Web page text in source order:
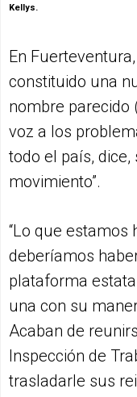
Kellys.
En
constituido una
nombre parecido
voz a los
todo el país, dice,
movimiento”.
“Lo que estamos
deberíamos
plataforma
una con su
Acaban de
Inspección de
trasladarle sus